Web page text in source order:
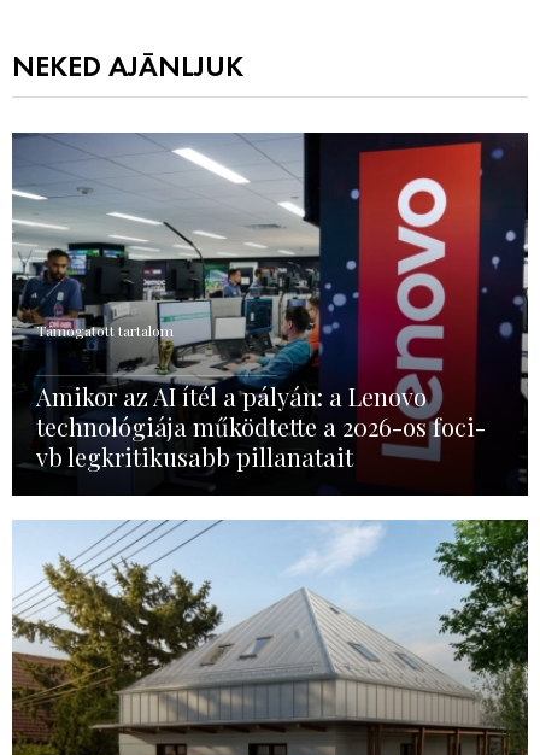
NEKED AJÁNLJUK
Támogatott tartalom
Amikor az AI ítél a pályán: a Lenovo
technológiája működtette a 2026-os foci-
vb legkritikusabb pillanatait